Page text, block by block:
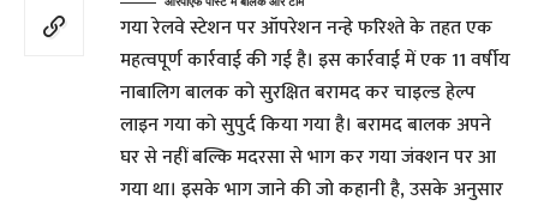
गया रेलवे स्टेशन पर ऑपरेशन नन्हे फरिश्ते के तहत एक
महत्वपूर्ण कार्रवाई की गई है। इस कार्रवाई में एक 11 वर्षीय
नाबालिग बालक को सुरक्षित बरामद कर चाइल्ड हेल्प
लाइन गया को सुपुर्द किया गया है। बरामद बालक अपने
घर से नहीं बल्कि मदरसा से भाग कर गया जंक्शन पर आ
गया था। इसके भाग जाने की जो कहानी है, उसके अनुसार